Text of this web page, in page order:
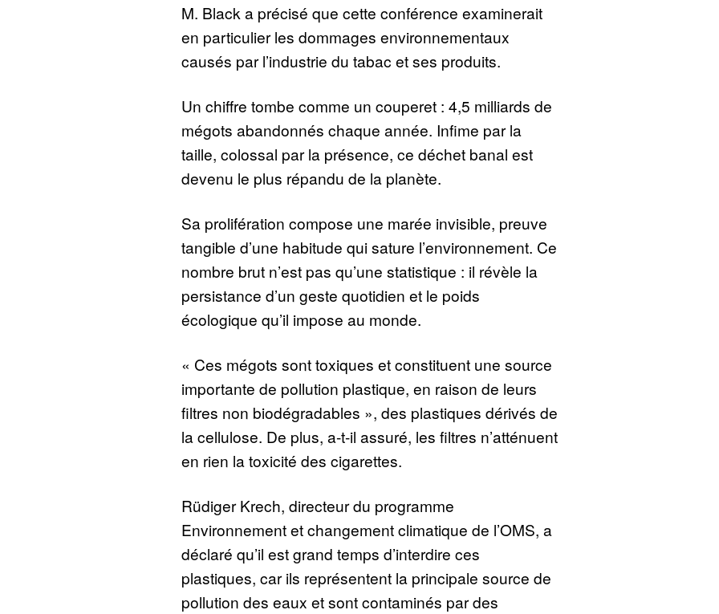
M. Black a précisé que cette conférence examinerait
en particulier les dommages environnementaux
causés par l’industrie du tabac et ses produits.
Un chiffre tombe comme un couperet : 4,5 milliards de
mégots abandonnés chaque année. Infime par la
taille, colossal par la présence, ce déchet banal est
devenu le plus répandu de la planète.
Sa prolifération compose une marée invisible, preuve
tangible d’une habitude qui sature l’environnement. Ce
nombre brut n’est pas qu’une statistique : il révèle la
persistance d’un geste quotidien et le poids
écologique qu’il impose au monde.
« Ces mégots sont toxiques et constituent une source
importante de pollution plastique, en raison de leurs
filtres non biodégradables », des plastiques dérivés de
la cellulose. De plus, a-t-il assuré, les filtres n’atténuent
en rien la toxicité des cigarettes.
Rüdiger Krech, directeur du programme
Environnement et changement climatique de l’OMS, a
déclaré qu’il est grand temps d’interdire ces
plastiques, car ils représentent la principale source de
pollution des eaux et sont contaminés par des